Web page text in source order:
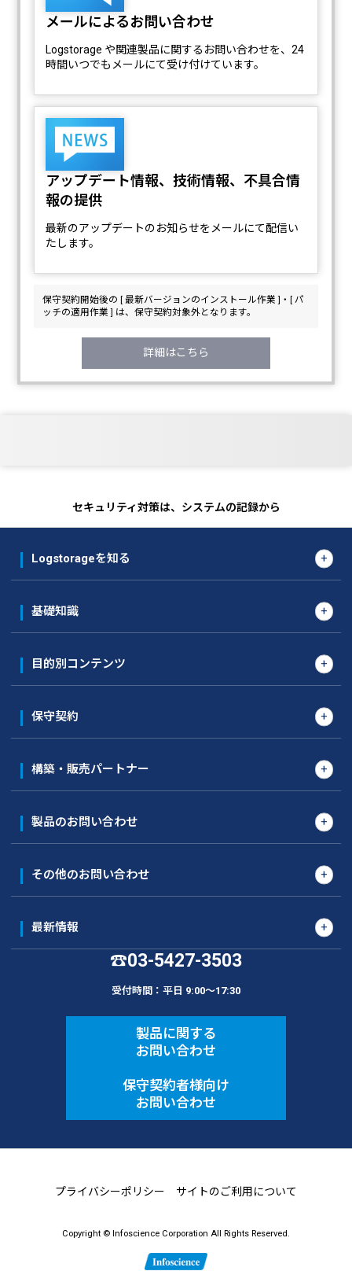
メールによるお問い合わせ
Logstorage や関連製品に関するお問い合わせを、24
時間いつでもメールにて受け付けています。
アップデート情報、技術情報、不具合情
報の提供
最新のアップデートのお知らせをメールにて配信い
たします。
保守契約開始後の [ 最新バージョンのインストール作業 ]・[ パ
ッチの適用作業 ] は、保守契約対象外となります。
詳細はこちら
セキュリティ対策は、システムの記録から
☎03-5427-3503
受付時間：平日 9:00〜17:30
製品に関する
お問い合わせ
保守契約者様向け
お問い合わせ
Logstorageを知る
基礎知識
目的別コンテンツ
保守契約
構築・販売パートナー
製品のお問い合わせ
その他のお問い合わせ
最新情報
プライバシーポリシー サイトのご利用について
Copyright © Infoscience Corporation All Rights Reserved.